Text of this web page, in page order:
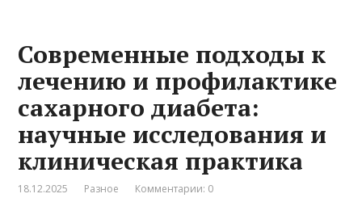
Современные подходы к
лечению и профилактике
сахарного диабета:
научные исследования и
клиническая практика
18.12.2025 Разное Комментарии: 0